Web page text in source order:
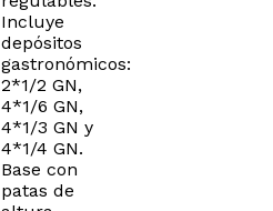
Incluye
depósitos
gastronómicos:
2*1/2 GN,
4*1/6 GN,
4*1/3 GN y
4*1/4 GN.
Base con
patas de